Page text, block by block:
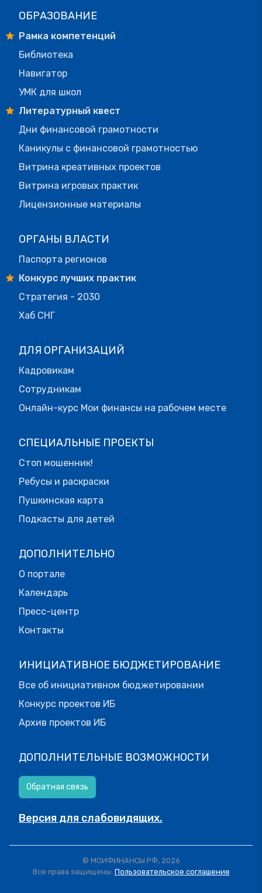
ОБРАЗОВАНИЕ
Рамка компетенций
Библиотека
Навигатор
УМК для школ
Литературный квест
Дни финансовой грамотности
Каникулы с финансовой грамотностью
Витрина креативных проектов
Витрина игровых практик
Лицензионные материалы
ОРГАНЫ ВЛАСТИ
Паспорта регионов
Конкурс лучших практик
Стратегия - 2030
Хаб СНГ
ДЛЯ ОРГАНИЗАЦИЙ
Кадровикам
Сотрудникам
Онлайн-курс Мои финансы на рабочем месте
СПЕЦИАЛЬНЫЕ ПРОЕКТЫ
Стоп мошенник!
Ребусы и раскраски
Пушкинская карта
Подкасты для детей
ДОПОЛНИТЕЛЬНО
О портале
Календарь
Пресс-центр
Контакты
ИНИЦИАТИВНОЕ БЮДЖЕТИРОВАНИЕ
Все об инициативном бюджетировании
Конкурс проектов ИБ
Архив проектов ИБ
ДОПОЛНИТЕЛЬНЫЕ ВОЗМОЖНОСТИ
Обратная связь
Версия для слабовидящих.
© МОИФИНАНСЫ.РФ, 2026
Все права защищены. Пользовательское соглашение